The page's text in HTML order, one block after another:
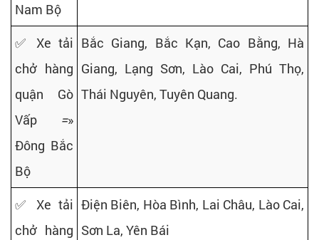
Nam Bộ
✅ Xe tải
chở hàng
quận Gò
Vấp =»
Đông Bắc
Bộ
Bắc Giang, Bắc Kạn, Cao Bằng, Hà
Giang, Lạng Sơn, Lào Cai, Phú Thọ,
Thái Nguyên, Tuyên Quang.
✅ Xe tải
chở hàng
Điện Biên, Hòa Bình, Lai Châu, Lào Cai,
Sơn La, Yên Bái